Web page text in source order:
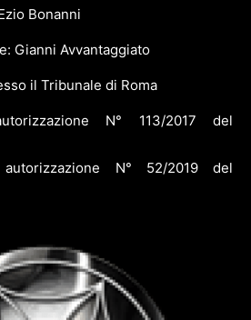
Bonanni
Gianni Avvantaggiato
il Tribunale di Roma
N° 113/2017 del
N° 52/2019 del